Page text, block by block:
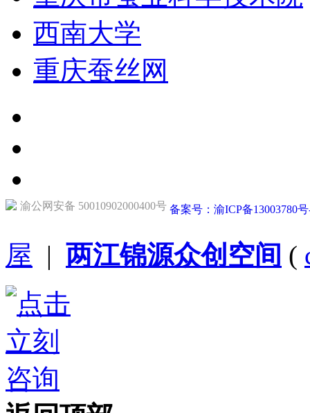
西南大学
重庆蚕丝网
渝公网安备 50010902000400号 备案号：渝ICP备13003780
屋 | 两江锦源众创空间 (